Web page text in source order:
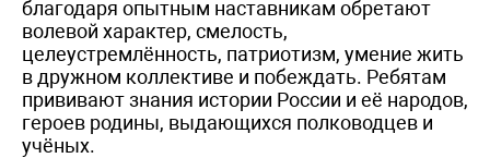
благодаря опытным наставникам обретают
волевой характер, смелость,
целеустремлённость, патриотизм, умение жить
в дружном коллективе и побеждать. Ребятам
прививают знания истории России и её народов,
героев родины, выдающихся полководцев и
учёных.